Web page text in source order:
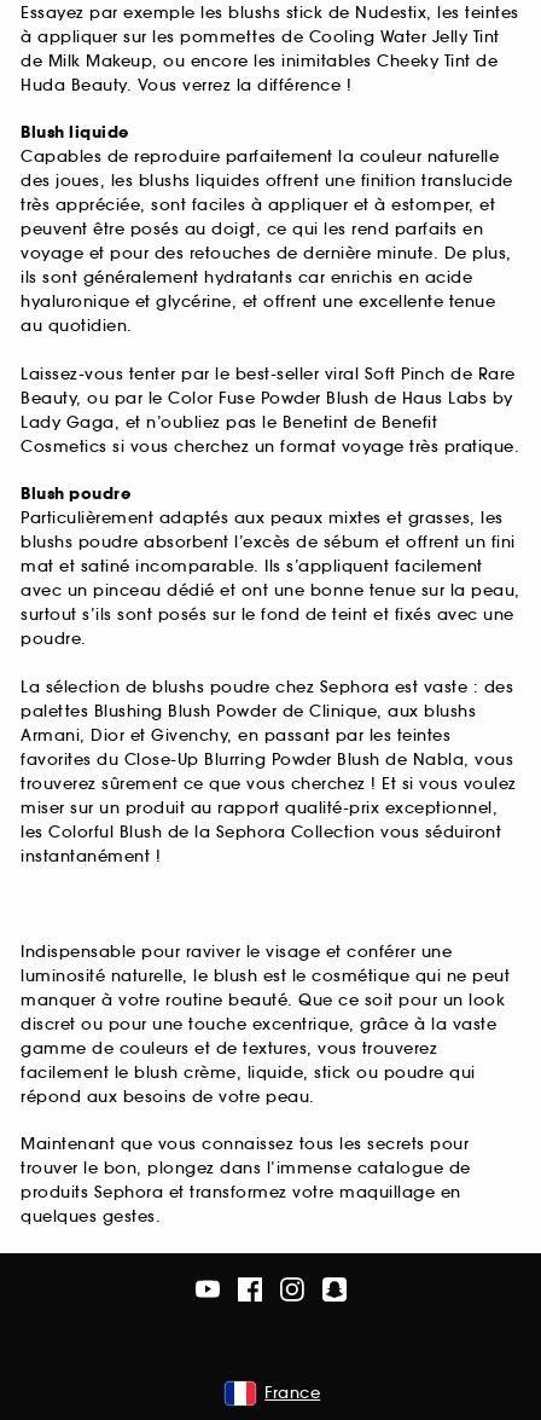
Essayez par exemple les blushs stick de Nudestix, les teintes
à appliquer sur les pommettes de Cooling Water Jelly Tint
de Milk Makeup, ou encore les inimitables Cheeky Tint de
Huda Beauty. Vous verrez la différence !
Blush liquide
Capables de reproduire parfaitement la couleur naturelle
des joues, les blushs liquides offrent une finition translucide
très appréciée, sont faciles à appliquer et à estomper, et
peuvent être posés au doigt, ce qui les rend parfaits en
voyage et pour des retouches de dernière minute. De plus,
ils sont généralement hydratants car enrichis en acide
hyaluronique et glycérine, et offrent une excellente tenue
au quotidien.
Laissez-vous tenter par le best-seller viral Soft Pinch de Rare
Beauty, ou par le Color Fuse Powder Blush de Haus Labs by
Lady Gaga, et n’oubliez pas le Benetint de Benefit
Cosmetics si vous cherchez un format voyage très pratique.
Blush poudre
Particulièrement adaptés aux peaux mixtes et grasses, les
blushs poudre absorbent l’excès de sébum et offrent un fini
mat et satiné incomparable. Ils s’appliquent facilement
avec un pinceau dédié et ont une bonne tenue sur la peau,
surtout s’ils sont posés sur le fond de teint et fixés avec une
poudre.
La sélection de blushs poudre chez Sephora est vaste : des
palettes Blushing Blush Powder de Clinique, aux blushs
Armani, Dior et Givenchy, en passant par les teintes
favorites du Close-Up Blurring Powder Blush de Nabla, vous
trouverez sûrement ce que vous cherchez ! Et si vous voulez
miser sur un produit au rapport qualité-prix exceptionnel,
les Colorful Blush de la Sephora Collection vous séduiront
instantanément !
Indispensable pour raviver le visage et conférer une
luminosité naturelle, le blush est le cosmétique qui ne peut
manquer à votre routine beauté. Que ce soit pour un look
discret ou pour une touche excentrique, grâce à la vaste
gamme de couleurs et de textures, vous trouverez
facilement le blush crème, liquide, stick ou poudre qui
répond aux besoins de votre peau.
Maintenant que vous connaissez tous les secrets pour
trouver le bon, plongez dans l’immense catalogue de
produits Sephora et transformez votre maquillage en
quelques gestes.
France